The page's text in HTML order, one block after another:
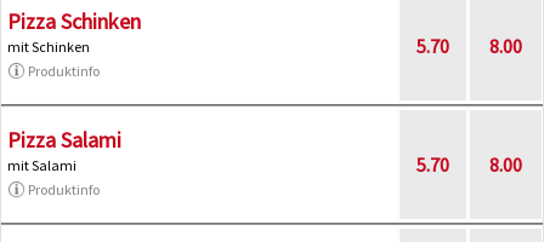
Pizza Schinken
mit Schinken
Produktinfo
5.70 8.00
Pizza Salami
mit Salami
Produktinfo
5.70 8.00